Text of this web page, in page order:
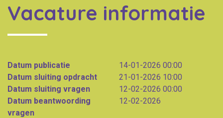
Vacature informatie
Datum publicatie
14-01-2026 00:00
Datum sluiting opdracht
21-01-2026 10:00
Datum sluiting vragen
12-02-2026 00:00
Datum beantwoording
vragen
12-02-2026